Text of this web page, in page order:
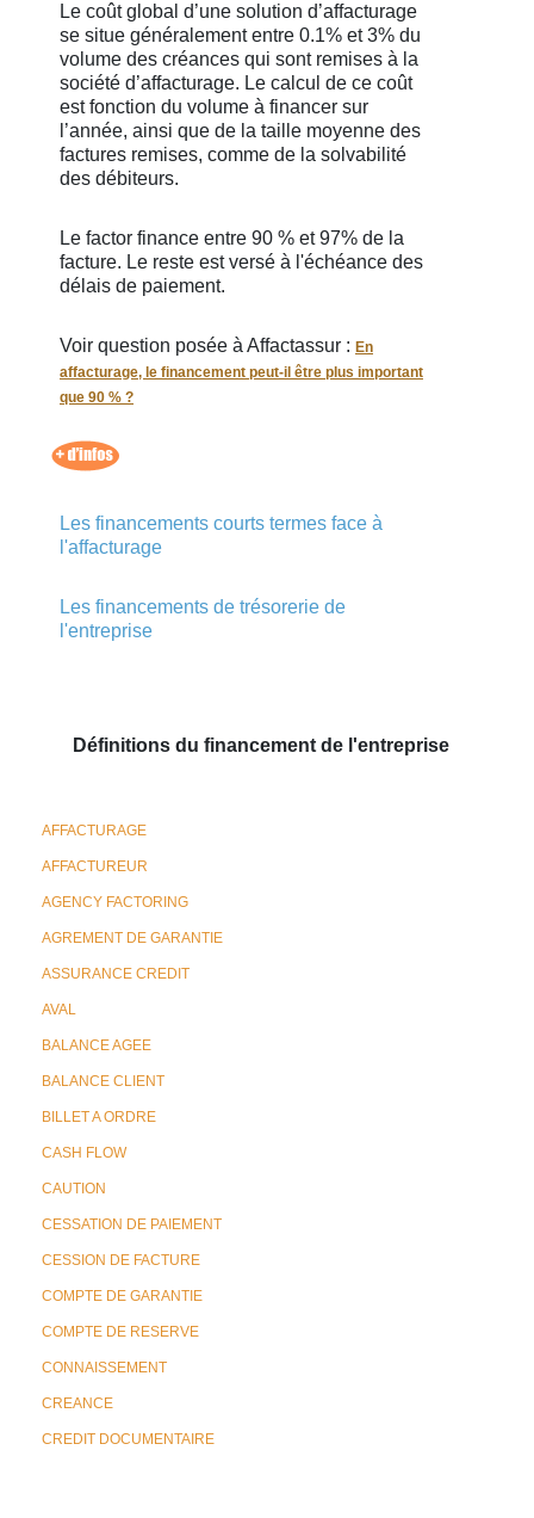
Le coût global d’une solution d’affacturage
se situe généralement entre 0.1% et 3% du
volume des créances qui sont remises à la
société d’affacturage. Le calcul de ce coût
est fonction du volume à financer sur
l’année, ainsi que de la taille moyenne des
factures remises, comme de la solvabilité
des débiteurs.
Le factor finance entre 90 % et 97% de la
facture. Le reste est versé à l'échéance des
délais de paiement.
Voir question posée à Affactassur : En
affacturage, le financement peut-il être plus important
que 90 % ?
Les financements courts termes face à
l'affacturage
Les financements de trésorerie de
l'entreprise
Définitions du financement de l'entreprise
AFFACTURAGE
AFFACTUREUR
AGENCY FACTORING
AGREMENT DE GARANTIE
ASSURANCE CREDIT
AVAL
BALANCE AGEE
BALANCE CLIENT
BILLET A ORDRE
CASH FLOW
CAUTION
CESSATION DE PAIEMENT
CESSION DE FACTURE
COMPTE DE GARANTIE
COMPTE DE RESERVE
CONNAISSEMENT
CREANCE
CREDIT DOCUMENTAIRE